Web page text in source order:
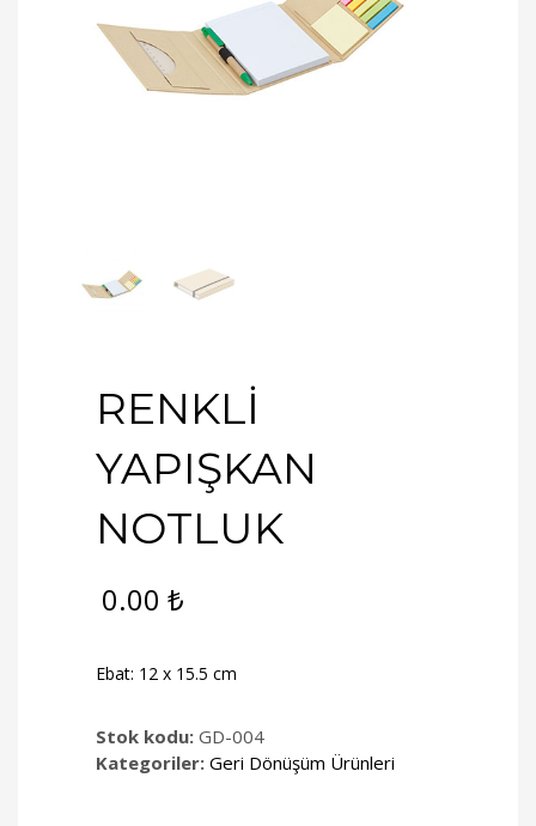
RENKLİ
YAPIŞKAN
NOTLUK
0.00 ₺
Ebat: 12 x 15.5 cm
Stok kodu: GD-004
Kategoriler: Geri Dönüşüm Ürünleri